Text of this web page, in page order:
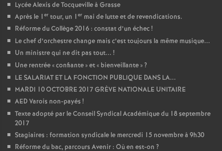
Lycée Alexis de Tocqueville à Grasse
Après le 1 er tour, un 1 er mai de lutte et de revendications.
Réforme du Collège 2016 : constat d’un échec!
Le chef d’orchestre change mais c’est toujours la même musique...
Un ministre qui ne dit pas tout... !
Une rentrée «confiante» et « bienveillante»?
LE SALARIAT ET LA FONCTION PUBLIQUE DANS LA...
MARDI 10 OCTOBRE 2017 GRÈVE NATIONALE UNITAIRE
AED Varois non-payés !
Texte adopté par le Conseil Syndical Académique du 18 septembre
2017
Stagiaires : formation syndicale le mercredi 15 novembre à 9h30
Réforme du bac, parcours Avenir : Où en est-on ?